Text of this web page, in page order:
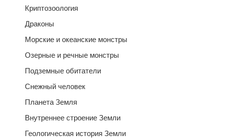
Криптозоология
Драконы
Морские и океанские монстры
Озерные и речные монстры
Подземные обитатели
Снежный человек
Планета Земля
Внутреннее строение Земли
Геологическая история Земли